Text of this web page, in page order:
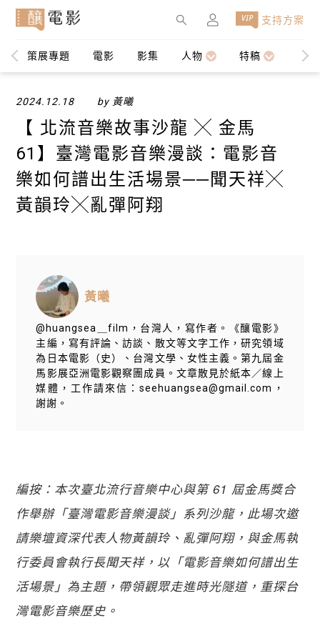
策展專題 電影 影集 人物 特稿 編
支持方案
×
2024.12.18 by 黃曦
【 ​北流音樂故事沙龍 ╳ 金馬
61】臺灣電影音樂漫談：電影音
樂如何譜出生活場景──聞天祥╳
黃韻玲╳亂彈阿翔
黃曦
@huangsea＿film，台灣人，寫作者。《釀電影》
主編，寫有評論、訪談、散文等文字工作，研究領域
為日本電影（史）、台灣文學、女性主義。第九屆金
馬影展亞洲電影觀察團成員。文章散見於紙本／線上
媒體，工作請來信：seehuangsea@gmail.com，
謝謝。
編按：本次臺北流行音樂中心與第 61 屆金馬獎合
作舉辦「臺灣電影音樂漫談」系列沙龍，此場次邀
請樂壇資深代表人物黃韻玲、亂彈阿翔，與金馬執
行委員會執行長聞天祥，以「電影音樂如何譜出生
活場景」為主題，帶領觀眾走進時光隧道，重探台
灣電影音樂歷史。